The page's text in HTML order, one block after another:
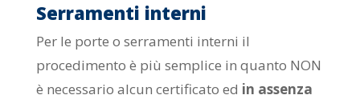
Serramenti interni
Per le porte o serramenti interni il
procedimento è più semplice in quanto NON
è necessario alcun certificato ed in assenza